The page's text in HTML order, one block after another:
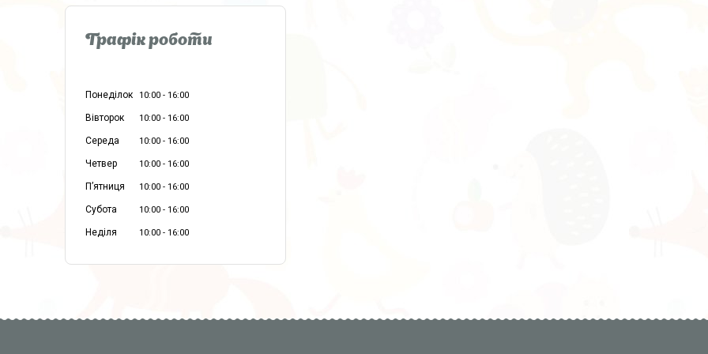
Графік роботи
Понеділок 10:00 16:00
Вівторок 10:00 16:00
Середа 10:00 16:00
Четвер 10:00 16:00
Пʼятниця 10:00 16:00
Субота 10:00 16:00
Неділя 10:00 16:00